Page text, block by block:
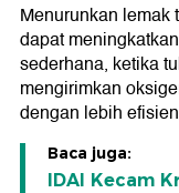
Menurunkan lemak
dapat
sederhana, ketika
mengirimkan
dengan lebih
Baca juga:
IDAI Kecam